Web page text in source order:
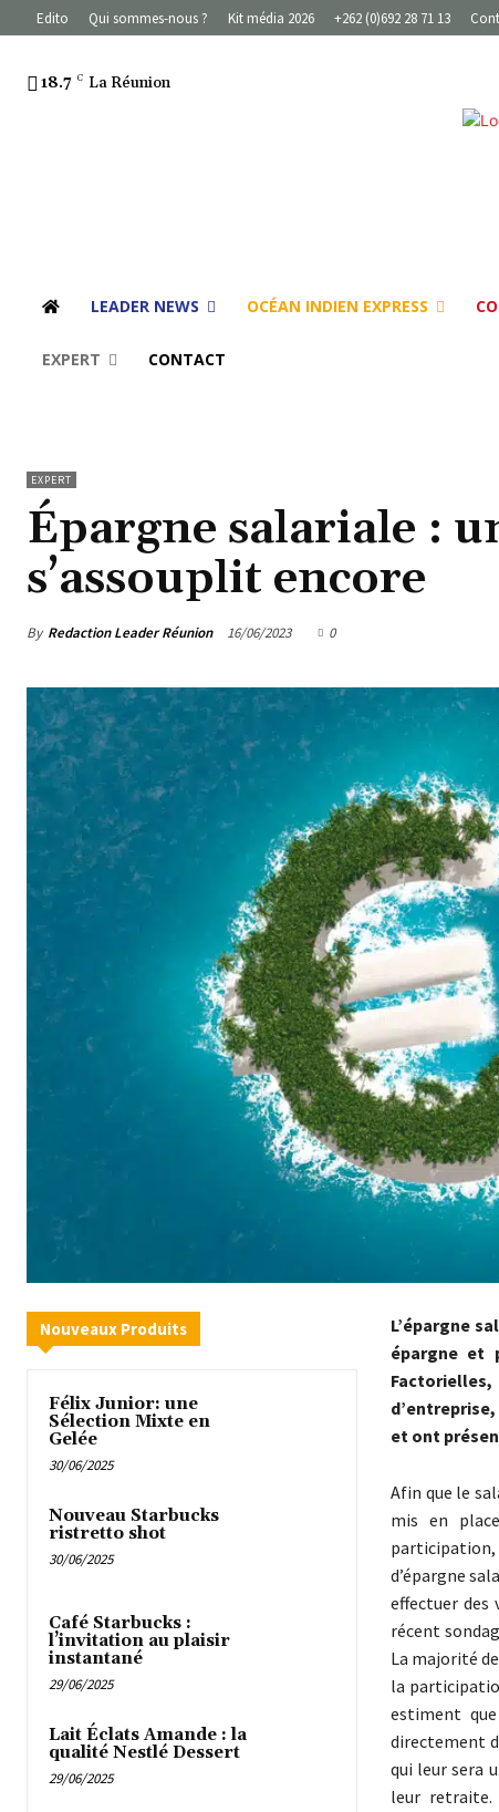
Edito Qui sommes-nous ? Kit média 2026 +262 (0)692 28 71 13
18.7 C La Réunion
LEADER NEWS OCÉAN INDIEN EXPRESS
EXPERT CONTACT
EXPERT
Épargne salariale :
s’assouplit encore
By Redaction Leader Réunion 16/06/2023 0
Nouveaux Produits
Félix Junior: une
Sélection Mixte en
Gelée
30/06/2025
Nouveau Starbucks
ristretto shot
30/06/2025
Café Starbucks :
l’invitation au plaisir
instantané
29/06/2025
Lait Éclats Amande : la
qualité Nestlé Dessert
29/06/2025
L’épargne
épargne et
et ont
Afin que le
mis en
participation,
d’épargne
effectuer des
récent
La majorité
la
estiment
directement
qui leur sera
leur retraite.